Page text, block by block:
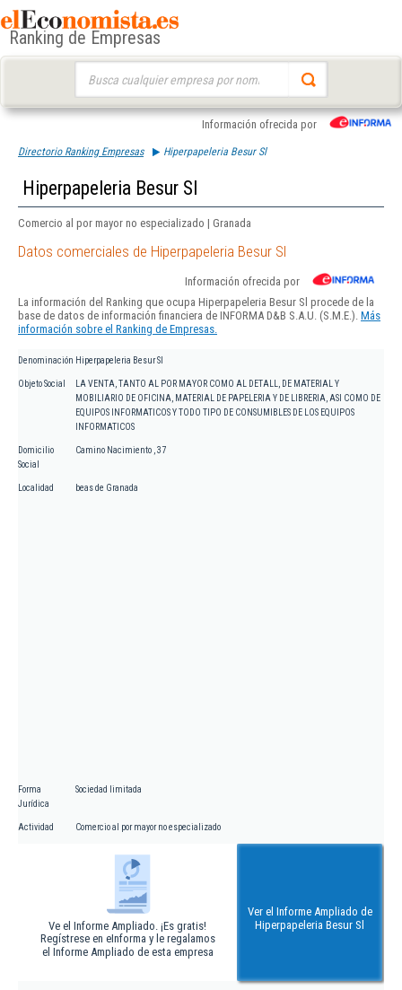
Ranking de Empresas
Información ofrecida por
Directorio Ranking Empresas Hiperpapeleria Besur Sl
Hiperpapeleria Besur Sl
Comercio al por mayor no especializado | Granada
Datos comerciales de Hiperpapeleria Besur Sl
Información ofrecida por
La información del Ranking que ocupa Hiperpapeleria Besur Sl procede de la
base de datos de información financiera de INFORMA D&B S.A.U. (S.M.E.). Más
información sobre el Ranking de Empresas.
Denominación Hiperpapeleria Besur Sl
Objeto Social
LA VENTA, TANTO AL POR MAYOR COMO AL DETALL, DE MATERIAL Y
MOBILIARIO DE OFICINA, MATERIAL DE PAPELERIA Y DE LIBRERIA, ASI COMO DE
EQUIPOS INFORMATICOS Y TODO TIPO DE CONSUMIBLES DE LOS EQUIPOS
INFORMATICOS
Domicilio
Social
Camino Nacimiento , 37
Localidad beas de Granada
Forma
Jurídica
Sociedad limitada
Actividad Comercio al por mayor no especializado
Ve el Informe Ampliado. ¡Es gratis!
Regístrese en eInforma y le regalamos
el Informe Ampliado de esta empresa
Ver el Informe Ampliado de
Hiperpapeleria Besur Sl